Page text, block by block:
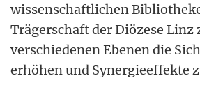
wissenschaftlichen
Trägerschaft der Diözese Linz
verschiedenen Ebenen die
erhöhen und Synergieeffekte